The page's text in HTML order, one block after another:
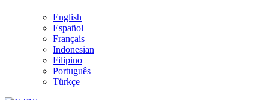
English
Español
Français
Indonesian
Filipino
Português
Türkçe